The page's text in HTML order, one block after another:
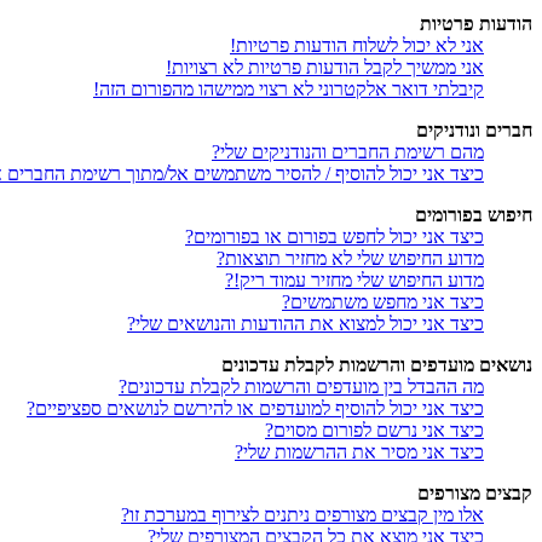
הודעות פרטיות
אני לא יכול לשלוח הודעות פרטיות!
אני ממשיך לקבל הודעות פרטיות לא רצויות!
קיבלתי דואר אלקטרוני לא רצוי ממישהו מהפורום הזה!
חברים ונודניקים
מהם רשימת החברים והנודניקים שלי?
כיצד אני יכול להוסיף / להסיר משתמשים אל/מתוך רשימת החברים
חיפוש בפורומים
כיצד אני יכול לחפש בפורום או בפורומים?
מדוע החיפוש שלי לא מחזיר תוצאות?
מדוע החיפוש שלי מחזיר עמוד ריק!?
כיצד אני מחפש משתמשים?
כיצד אני יכול למצוא את ההודעות והנושאים שלי?
נושאים מועדפים והרשמות לקבלת עדכונים
מה ההבדל בין מועדפים והרשמות לקבלת עדכונים?
כיצד אני יכול להוסיף למועדפים או להירשם לנושאים ספציפיים?
כיצד אני נרשם לפורום מסוים?
כיצד אני מסיר את ההרשמות שלי?
קבצים מצורפים
אלו מין קבצים מצורפים ניתנים לצירוף במערכת זו?
כיצד אני מוצא את כל הקבצים המצורפים שלי?